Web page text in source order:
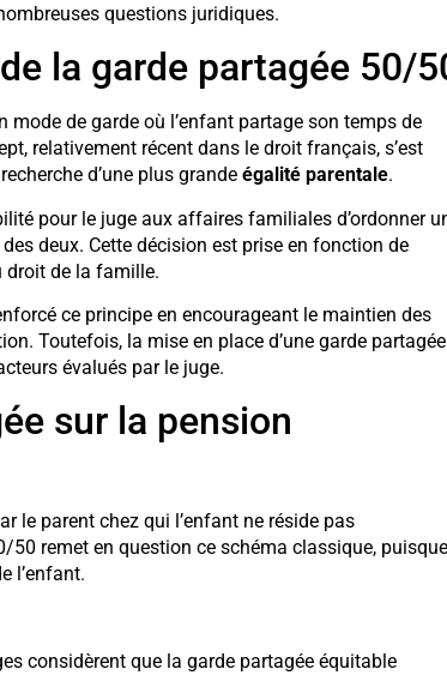
questions juridiques.
la garde partagée 50/
mode de garde où l’enfant partage son temps de
relativement récent dans le droit français, s’est
d’une plus grande égalité parentale.
pour le juge aux affaires familiales d’ordonner
deux. Cette décision est prise en fonction de
droit de la famille.
ce principe en encourageant le maintien des
Toutefois, la mise en place d’une garde partagée
évalués par le juge.
sur la pension
le parent chez qui l’enfant ne réside pas
remet en question ce schéma classique, puisque
l’enfant.
considèrent que la garde partagée équitable